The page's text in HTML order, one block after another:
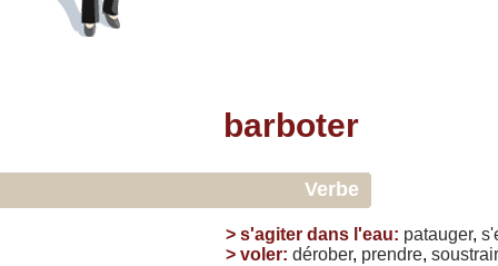
barboter
Verbe
> s'agiter dans l'eau: patauger,
> voler: dérober, prendre,